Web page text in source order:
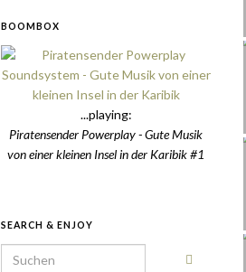
BOOMBOX
...playing:
Piratensender Powerplay - Gute Musik
von einer kleinen Insel in der Karibik #1
SEARCH & ENJOY
Search for: